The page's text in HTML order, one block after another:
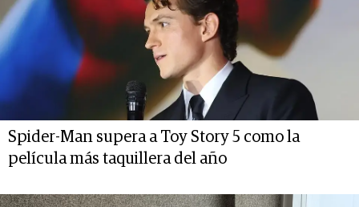
Spider-Man supera a Toy Story 5 como la
película más taquillera del año